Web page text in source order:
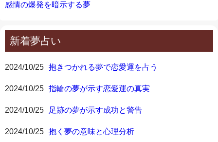
感情の爆発を暗示する夢
新着夢占い
2024/10/25 抱きつかれる夢で恋愛運を占う
2024/10/25 指輪の夢が示す恋愛運の真実
2024/10/25 足跡の夢が示す成功と警告
2024/10/25 抱く夢の意味と心理分析